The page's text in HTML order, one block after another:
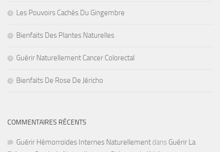
Les Pouvoirs Cachés Du Gingembre
Bienfaits Des Plantes Naturelles
Guérir Naturellement Cancer Colorectal
Bienfaits De Rose De Jéricho
COMMENTAIRES RÉCENTS
Guérir Hémorroïdes Internes Naturellement dans Guérir La